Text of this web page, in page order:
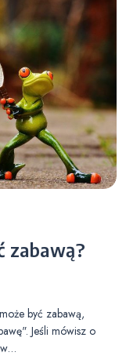
zabawą?
być zabawą,
Jeśli mówisz o